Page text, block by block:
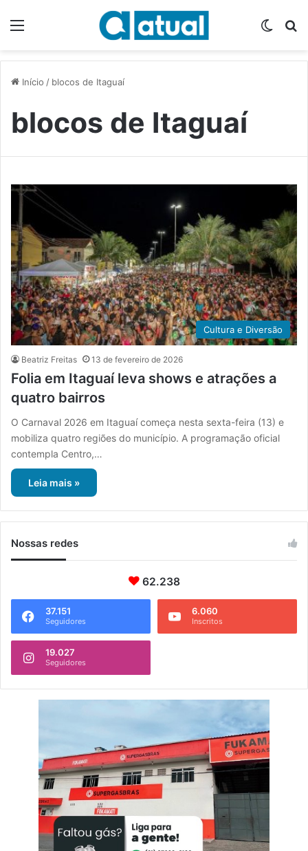
Início / blocos de Itaguaí
blocos de Itaguaí
Cultura e Diversão
Beatriz Freitas 13 de fevereiro de 2026
Folia em Itaguaí leva shows e atrações a
quatro bairros
O Carnaval 2026 em Itaguaí começa nesta sexta-feira (13) e
mobiliza quatro regiões do município. A programação oficial
contempla Centro,…
Leia mais »
Nossas redes
62.238
37.151
Seguidores
6.060
Inscritos
19.027
Seguidores